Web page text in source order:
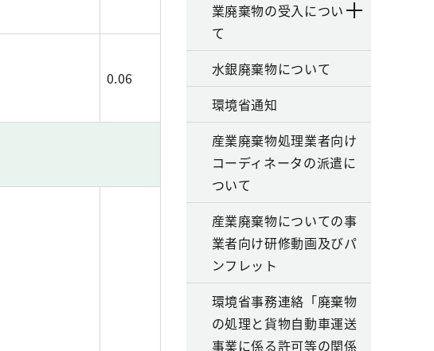
0.06
業廃棄物の受入につい
て
水銀廃棄物について
環境省通知
産業廃棄物処理業者向け
コーディネータの派遣に
ついて
産業廃棄物についての事
業者向け研修動画及びパ
ンフレット
環境省事務連絡「廃棄物
の処理と貨物自動車運送
事業に係る許可等の関係